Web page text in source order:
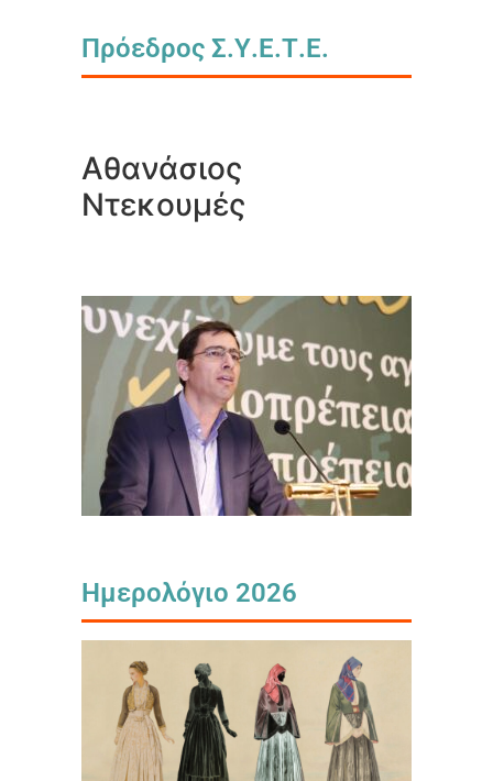
Πρόεδρος Σ.Υ.Ε.Τ.Ε.
Αθανάσιος
Ντεκουμές
Ημερολόγιο 2026